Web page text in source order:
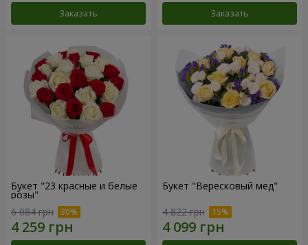
Заказать Заказать
Букет "23 красные и белые
розы"
6 084 грн
Букет "Вересковый мед"
4 822 грн